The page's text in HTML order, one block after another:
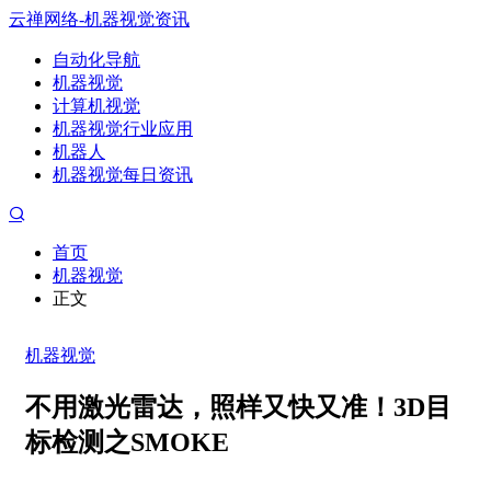
云禅网络-机器视觉资讯
自动化导航
机器视觉
计算机视觉
机器视觉行业应用
机器人
机器视觉每日资讯
首页
机器视觉
正文
机器视觉
不用激光雷达，照样又快又准！3D目
标检测之SMOKE